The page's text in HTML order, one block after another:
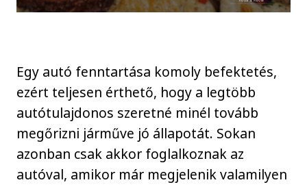
Egy autó fenntartása komoly befektetés,
ezért teljesen érthető, hogy a legtöbb
autótulajdonos szeretné minél tovább
megőrizni járműve jó állapotát. Sokan
azonban csak akkor foglalkoznak az
autóval, amikor már megjelenik valamilyen